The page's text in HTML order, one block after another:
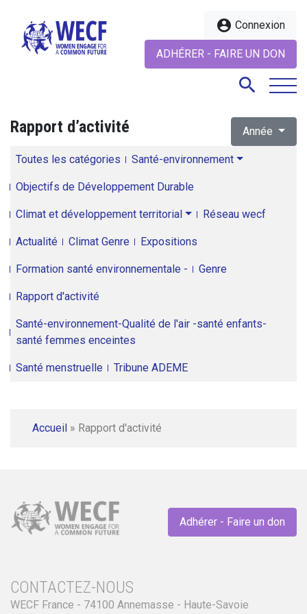
account_circle Connexion
ADHÉRER - FAIRE UN DON
search
Rapport d’activité Année
Toutes les catégories Santé-environnement
Objectifs de Développement Durable
Climat et développement territorial Réseau wecf
Actualité Climat Genre Expositions
Formation santé environnementale - Genre
Rapport d'activité
Santé-environnement-Qualité de l'air -santé enfants-
santé femmes enceintes
Santé menstruelle Tribune ADEME
Accueil » Rapport d'activité
Adhérer - Faire un don
CONTACTEZ-NOUS
WECF France - 74100 Annemasse - Haute-Savoie